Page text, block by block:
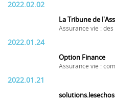
2022.02.02
La Tribune de
Assurance vie :
2022.01.24
Option Finance
Assurance vie :
2022.01.21